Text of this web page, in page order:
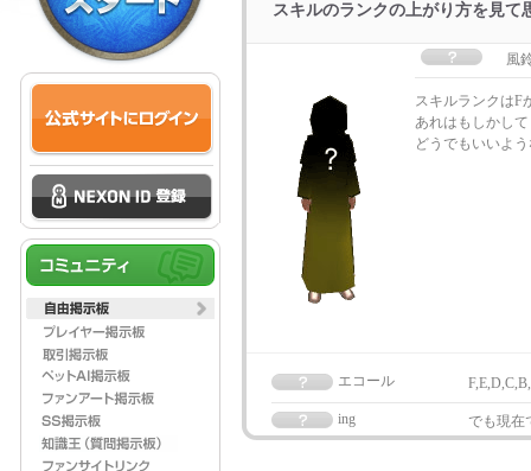
スキルのランクの上がり方を見て
風
スキルランクはF
あれはもしかし
どうでもいいよ
エコール
ing でも現在